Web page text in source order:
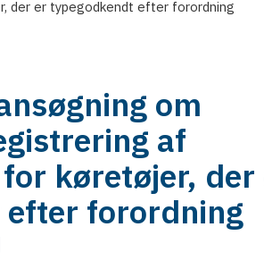
der er typegodkendt efter forordning
om
af
køretøjer, der
forordning